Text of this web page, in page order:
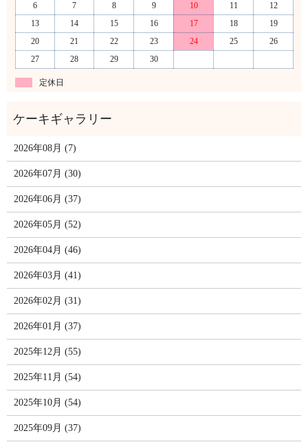
6
7 8 9 10 11
12
13
14 15 16 17 18
19
20
21 22 23 24 25
26
27
28 29 30
定休日
2026年08月 (7)
2026年07月 (30)
2026年06月 (37)
2026年05月 (52)
2026年04月 (46)
2026年03月 (41)
2026年02月 (31)
2026年01月 (37)
2025年12月 (55)
2025年11月 (54)
2025年10月 (54)
2025年09月 (37)